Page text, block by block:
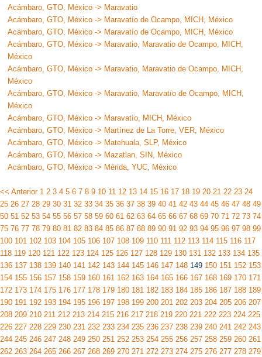
Acámbaro, GTO, México -> Maravatio
Acámbaro, GTO, México -> Maravatío de Ocampo, MICH, México
Acámbaro, GTO, México -> Maravatío de Ocampo, MICH, México
Acámbaro, GTO, México -> Maravatio, Maravatio de Ocampo, MICH,
México
Acámbaro, GTO, México -> Maravatio, Maravatio de Ocampo, MICH,
México
Acámbaro, GTO, México -> Maravatio, Maravatío de Ocampo, MICH,
México
Acámbaro, GTO, México -> Maravatío, MICH, México
Acámbaro, GTO, México -> Martínez de La Torre, VER, México
Acámbaro, GTO, México -> Matehuala, SLP, México
Acámbaro, GTO, México -> Mazatlan, SIN, México
Acámbaro, GTO, México -> Mérida, YUC, México
<< Anterior 1 2 3 4 5 6 7 8 9 10 11 12 13 14 15 16 17 18 19 20 21 22 23 24
25 26 27 28 29 30 31 32 33 34 35 36 37 38 39 40 41 42 43 44 45 46 47 48 49
50 51 52 53 54 55 56 57 58 59 60 61 62 63 64 65 66 67 68 69 70 71 72 73 74
75 76 77 78 79 80 81 82 83 84 85 86 87 88 89 90 91 92 93 94 95 96 97 98 99
100 101 102 103 104 105 106 107 108 109 110 111 112 113 114 115 116 117
118 119 120 121 122 123 124 125 126 127 128 129 130 131 132 133 134 135
136 137 138 139 140 141 142 143 144 145 146 147 148 149 150 151 152 153
154 155 156 157 158 159 160 161 162 163 164 165 166 167 168 169 170 171
172 173 174 175 176 177 178 179 180 181 182 183 184 185 186 187 188 189
190 191 192 193 194 195 196 197 198 199 200 201 202 203 204 205 206 207
208 209 210 211 212 213 214 215 216 217 218 219 220 221 222 223 224 225
226 227 228 229 230 231 232 233 234 235 236 237 238 239 240 241 242 243
244 245 246 247 248 249 250 251 252 253 254 255 256 257 258 259 260 261
262 263 264 265 266 267 268 269 270 271 272 273 274 275 276 277 278 279